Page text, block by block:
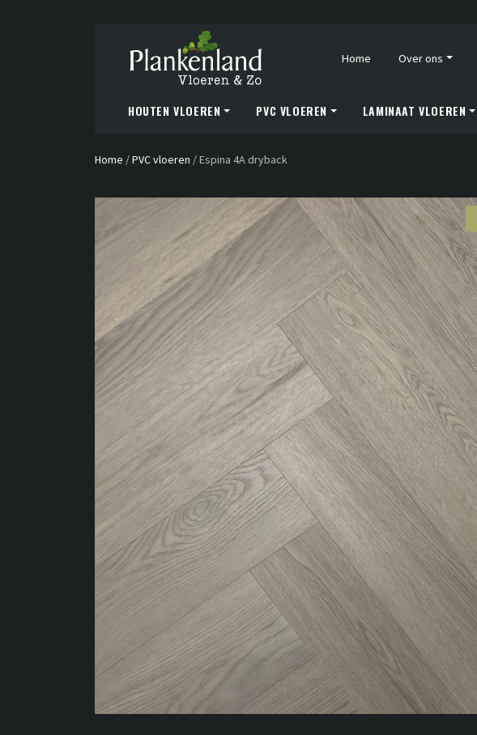
Home Over ons
HOUTEN VLOEREN PVC VLOEREN LAMINAAT VLOEREN
Home /PVC vloeren /Espina 4A dryback